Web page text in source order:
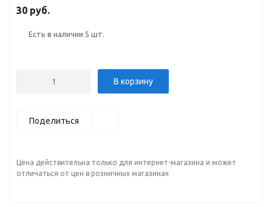
30 руб.
Есть в наличии 5 шт.
В корзину
Поделиться
Цена действительна только для интернет-магазина и может
отличаться от цен в розничных магазинах